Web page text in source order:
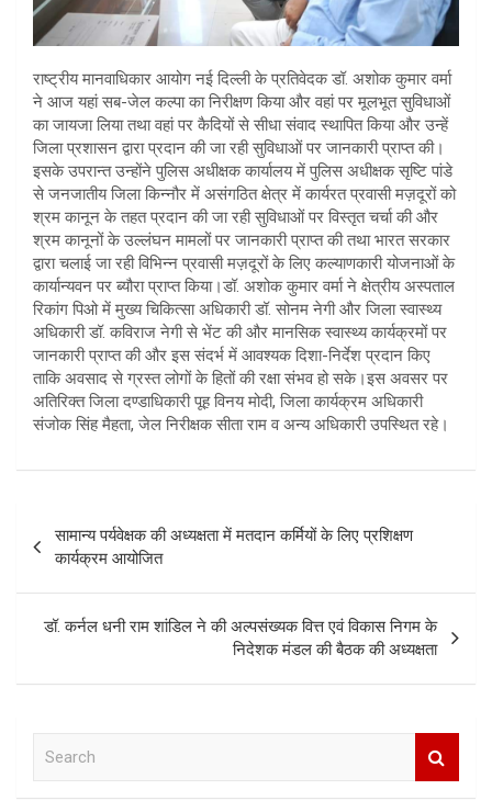
राष्ट्रीय मानवाधिकार आयोग नई दिल्ली के प्रतिवेदक डॉ. अशोक कुमार वर्मा
ने आज यहां सब-जेल कल्पा का निरीक्षण किया और वहां पर मूलभूत सुविधाओं
का जायजा लिया तथा वहां पर कैदियों से सीधा संवाद स्थापित किया और उन्हें
जिला प्रशासन द्वारा प्रदान की जा रही सुविधाओं पर जानकारी प्राप्त की।
इसके उपरान्त उन्होंने पुलिस अधीक्षक कार्यालय में पुलिस अधीक्षक सृष्टि पांडे
से जनजातीय जिला किन्नौर में असंगठित क्षेत्र में कार्यरत प्रवासी मज़दूरों को
श्रम कानून के तहत प्रदान की जा रही सुविधाओं पर विस्तृत चर्चा की और
श्रम कानूनों के उल्लंघन मामलों पर जानकारी प्राप्त की तथा भारत सरकार
द्वारा चलाई जा रही विभिन्न प्रवासी मज़दूरों के लिए कल्याणकारी योजनाओं के
कार्यान्यवन पर ब्यौरा प्राप्त किया।डॉ. अशोक कुमार वर्मा ने क्षेत्रीय अस्पताल
रिकांग पिओ में मुख्य चिकित्सा अधिकारी डॉ. सोनम नेगी और जिला स्वास्थ्य
अधिकारी डॉ. कविराज नेगी से भेंट की और मानसिक स्वास्थ्य कार्यक्रमों पर
जानकारी प्राप्त की और इस संदर्भ में आवश्यक दिशा-निर्देश प्रदान किए
ताकि अवसाद से ग्रस्त लोगों के हितों की रक्षा संभव हो सके।इस अवसर पर
अतिरिक्त जिला दण्डाधिकारी पूह विनय मोदी, जिला कार्यक्रम अधिकारी
संजोक सिंह मैहता, जेल निरीक्षक सीता राम व अन्य अधिकारी उपस्थित रहे।
navigation
सामान्य पर्यवेक्षक की अध्यक्षता में मतदान कर्मियों के लिए प्रशिक्षण
कार्यक्रम आयोजित
डॉ. कर्नल धनी राम शांडिल ने की अल्पसंख्यक वित्त एवं विकास निगम के
निदेशक मंडल की बैठक की अध्यक्षता